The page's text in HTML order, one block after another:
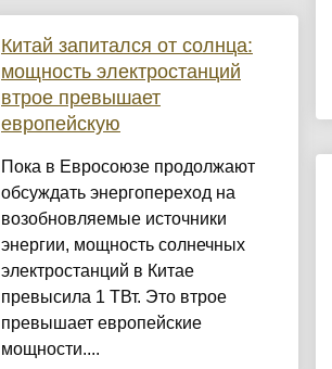
Китай запитался от солнца:
мощность электростанций
втрое превышает
европейскую
Пока в Евросоюзе продолжают
обсуждать энергопереход на
возобновляемые источники
энергии, мощность солнечных
электростанций в Китае
превысила 1 ТВт. Это втрое
превышает европейские
мощности....